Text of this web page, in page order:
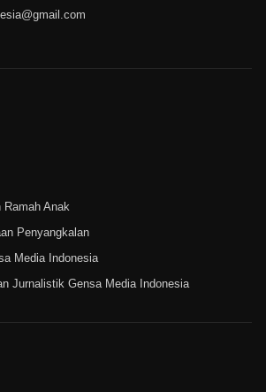
Ramah Anak
Penyangkalan
Media Indonesia
Jurnalistik Gensa Media Indonesia